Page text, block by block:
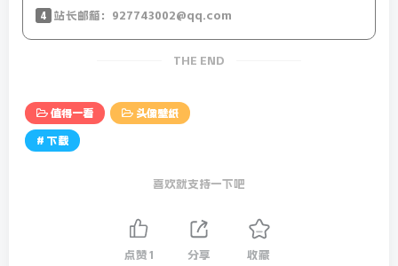
4 站长邮箱：927743002@qq.com
THE END
值得一看 头像壁纸
# 下载
喜欢就支持一下吧
点赞 1 分享 收藏